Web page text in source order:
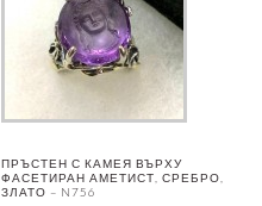
ПРЪСТЕН С КАМЕЯ ВЪРХУ
ФАСЕТИРАН АМЕТИСТ, СРЕБРО,
ЗЛАТО – N756